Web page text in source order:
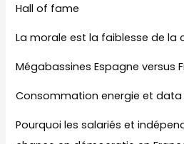
Hall of fame
La morale est la faiblesse de la
Mégabassines Espagne versus
Consommation energie et
Pourquoi les salariés et